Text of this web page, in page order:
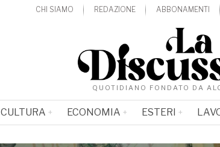
CHI SIAMO REDAZIONE ABBONAMENTI
QUOTIDIANO FONDATO DA
CULTURA ECONOMIA ESTERI